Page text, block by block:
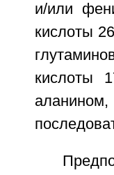
и/или
кислоты
кислоты